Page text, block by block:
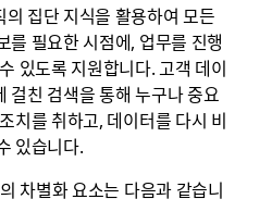
집단 지식을 활용하여 모든
를 필요한 시점에, 업무를 진행
있도록 지원합니다. 고객 데이
걸친 검색을 통해 누구나 중요
치를 취하고, 데이터를 다시 비
있습니다.
차별화 요소는 다음과 같습니